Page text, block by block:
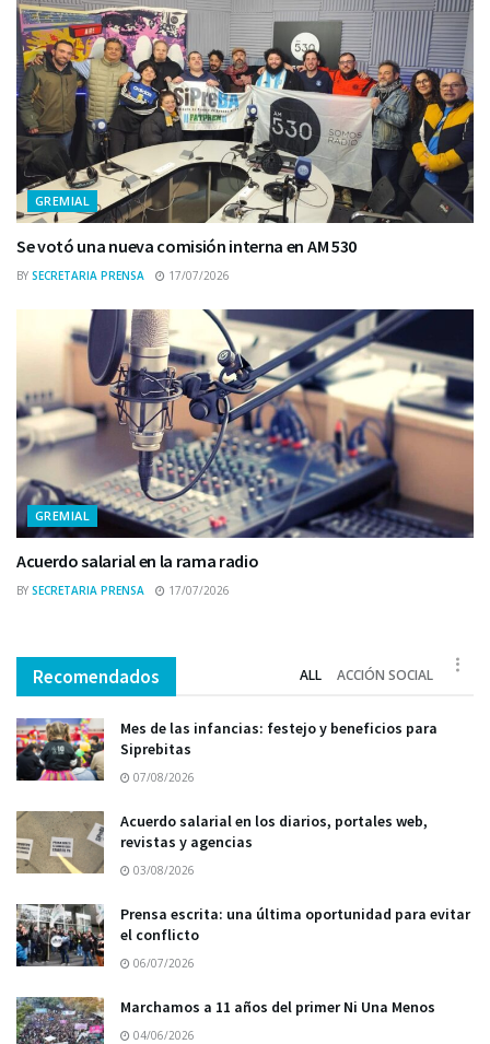
GREMIAL
Se votó una nueva comisión interna en AM 530
BY SECRETARIA PRENSA 17/07/2026
GREMIAL
Acuerdo salarial en la rama radio
BY SECRETARIA PRENSA 17/07/2026
Recomendados ALL ACCIÓN SOCIAL
Mes de las infancias: festejo y beneficios para
Siprebitas
07/08/2026
Acuerdo salarial en los diarios, portales web,
revistas y agencias
03/08/2026
Prensa escrita: una última oportunidad para evitar
el conflicto
06/07/2026
Marchamos a 11 años del primer Ni Una Menos
04/06/2026